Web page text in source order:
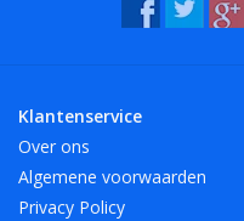
Verkrijgbaar in 4 lengte
maten en kleuren op
Klantenservice
Over ons
Algemene voorwaarden
Privacy Policy